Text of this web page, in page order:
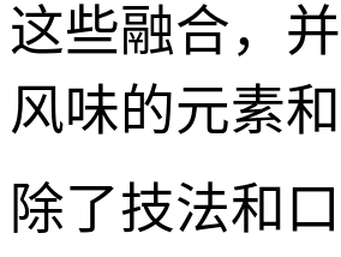
这些融合，
风味的元素
除了技法和